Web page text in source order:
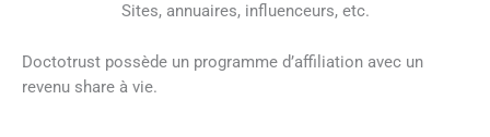
Sites, annuaires, influenceurs, etc.
Doctotrust possède un programme d’affiliation avec un
revenu share à vie.